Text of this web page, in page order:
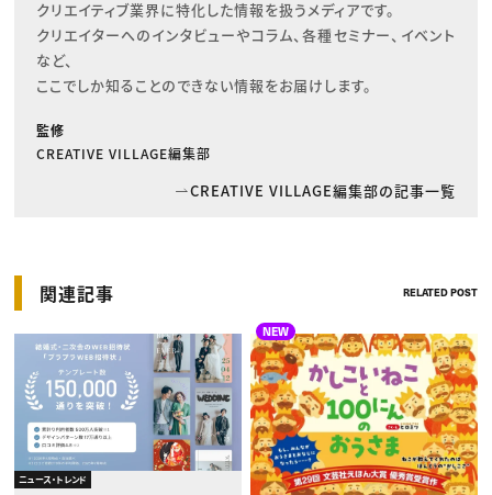
クリエイティブ業界に特化した情報を扱うメディアです。
クリエイターへのインタビューやコラム、各種セミナー、イベント
など、
ここでしか知ることのできない情報をお届けします。
監修
CREATIVE VILLAGE編集部
CREATIVE VILLAGE編集部の記事一覧
関連記事 RELATED POST
ニュース・トレンド
NEW